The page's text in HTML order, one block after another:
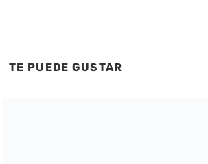
TE PUEDE GUSTAR